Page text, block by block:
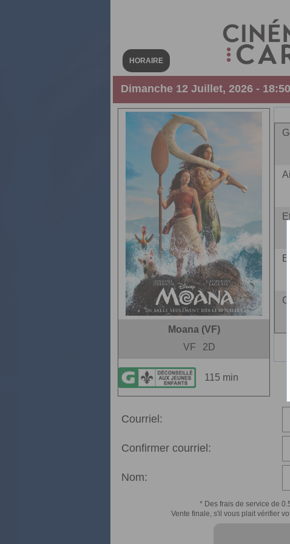
HORAIRE
Dimanche 12 Juillet, 2026 - 18:50
Moana (VF)
VF
2D
115 min
Courriel:
Confirmer courriel:
Nom:
* Des frais de service de
Vente finale, s'il vous plait vérifier